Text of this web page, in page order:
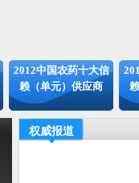
2012中国农药十大信
赖（单元）供应商
权威报道